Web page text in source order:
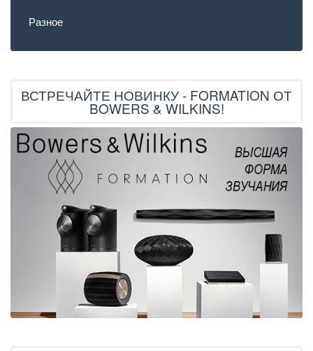
Разное
ВСТРЕЧАЙТЕ НОВИНКУ - FORMATION ОТ
BOWERS & WILKINS!